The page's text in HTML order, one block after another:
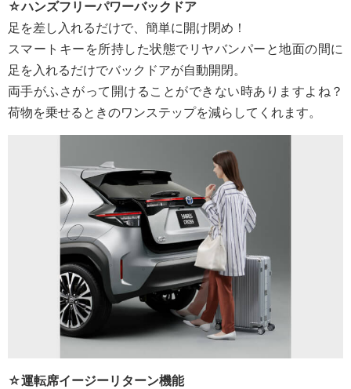
☆ハンズフリーパワーバックドア
足を差し入れるだけで、簡単に開け閉め！
スマートキーを所持した状態でリヤバンパーと地面の間に
足を入れるだけでバックドアが自動開閉。
両手がふさがって開けることができない時ありますよね？
荷物を乗せるときのワンステップを減らしてくれます。
☆運転席イージーリターン機能